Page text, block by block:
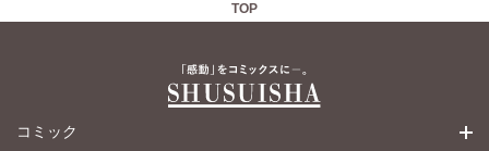
TOP
コミック